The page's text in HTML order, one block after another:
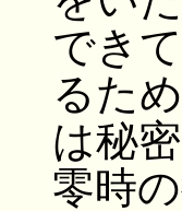
でき
るた
は秘
零時